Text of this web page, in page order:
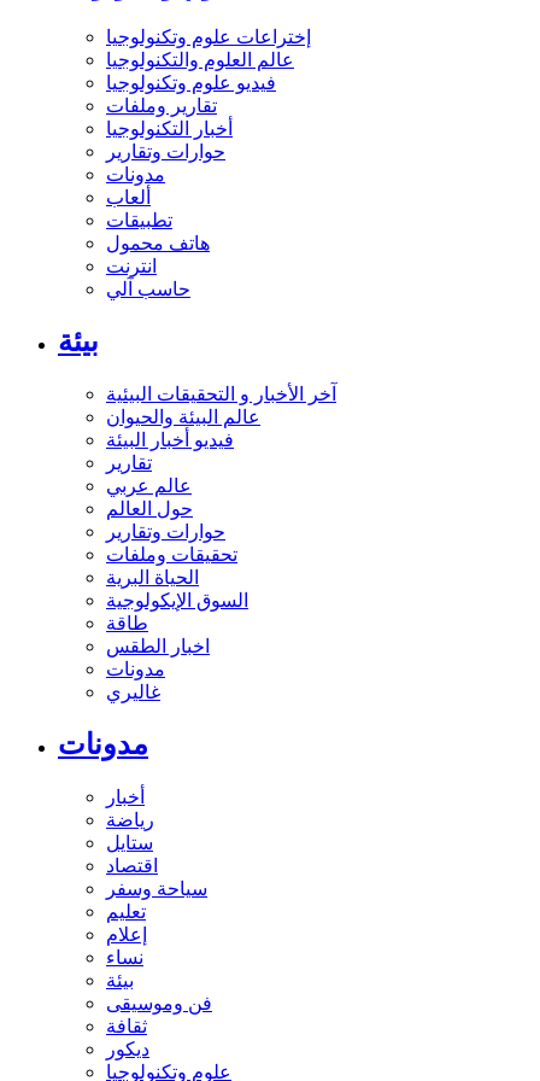
إختراعات علوم وتكنولوجيا
عالم العلوم والتكنولوجيا
فيديو علوم وتكنولوجيا
تقارير وملفات
أخبار التكنولوجيا
حوارات وتقارير
مدونات
ألعاب
تطبيقات
هاتف محمول
انترنت
حاسب آلي
بيئة
آخر الأخبار و التحقيقات البيئية
عالم البيئة والحيوان
فيديو أخبار البيئة
تقارير
عالم عربي
حول العالم
حوارات وتقارير
تحقيقات وملفات
الحياة البرية
السوق الإيكولوجية
طاقة
اخبار الطقس
مدونات
غاليري
مدونات
أخبار
رياضة
ستايل
اقتصاد
سياحة وسفر
تعليم
إعلام
نساء
بيئة
فن وموسيقى
ثقافة
ديكور
علوم وتكنولوجيا